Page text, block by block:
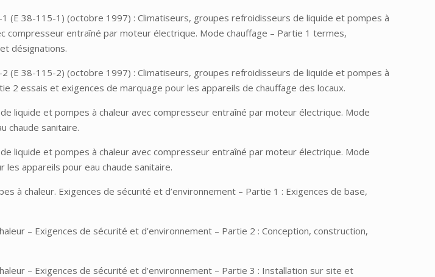
1 (E 38-115-1) (octobre 1997) : Climatiseurs, groupes refroidisseurs de liquide et pompes à
compresseur entraîné par moteur électrique. Mode chauffage – Partie 1 termes,
désignations.
2 (E 38-115-2) (octobre 1997) : Climatiseurs, groupes refroidisseurs de liquide et pompes à
2 essais et exigences de marquage pour les appareils de chauffage des locaux.
liquide et pompes à chaleur avec compresseur entraîné par moteur électrique. Mode
chaude sanitaire.
liquide et pompes à chaleur avec compresseur entraîné par moteur électrique. Mode
appareils pour eau chaude sanitaire.
à chaleur. Exigences de sécurité et d’environnement – Partie 1 : Exigences de base,
– Exigences de sécurité et d’environnement – Partie 2 : Conception, construction,
– Exigences de sécurité et d’environnement – Partie 3 : Installation sur site et